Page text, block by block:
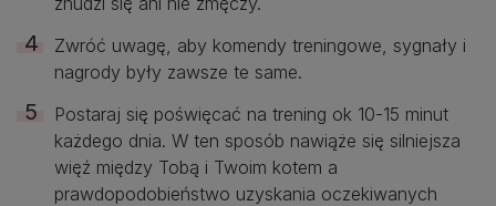
Zwróć uwagę, aby komendy treningowe, sygnały i
nagrody były zawsze te same.
Postaraj się poświęcać na trening ok 10-15 minut
każdego dnia. W ten sposób nawiąże się silniejsza
więź między Tobą i Twoim kotem a
prawdopodobieństwo uzyskania oczekiwanych